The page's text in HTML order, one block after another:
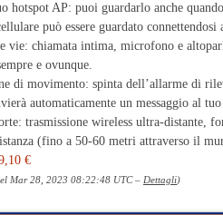
hotspot AP: puoi guardarlo anche
può essere guardato
vie: chiamata intima, microfono e
e ovunque.
di movimento: spinta dell’allarme di
automaticamente un messaggio al
trasmissione wireless ultra-distante,
(fino a 50-60 metri attraverso il
€
Mar 28, 2023 08:22:48 UTC – Dettagli)